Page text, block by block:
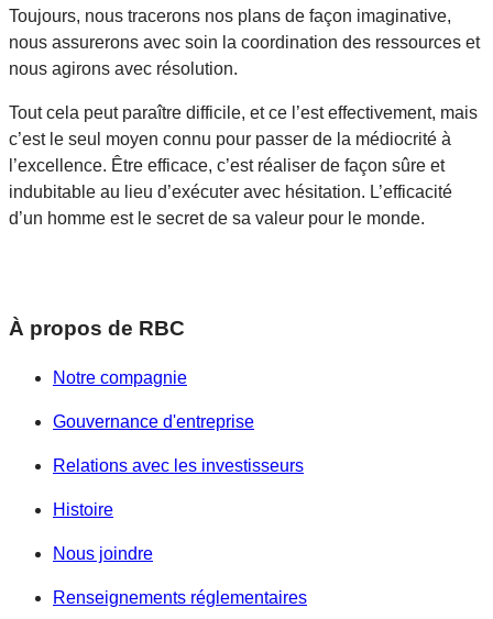
Toujours, nous tracerons nos plans de façon imaginative,
nous assurerons avec soin la coordination des ressources et
nous agirons avec résolution.
Tout cela peut paraître difficile, et ce l’est effectivement, mais
c’est le seul moyen connu pour passer de la médiocrité à
l’excellence. Être efficace, c’est réaliser de façon sûre et
indubitable au lieu d’exécuter avec hésitation. L’efficacité
d’un homme est le secret de sa valeur pour le monde.
À propos de RBC
Notre compagnie
Gouvernance d'entreprise
Relations avec les investisseurs
Histoire
Nous joindre
Renseignements réglementaires